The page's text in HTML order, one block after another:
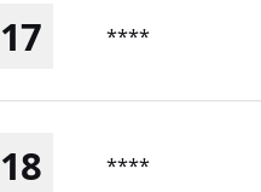
17 ****
18 ****